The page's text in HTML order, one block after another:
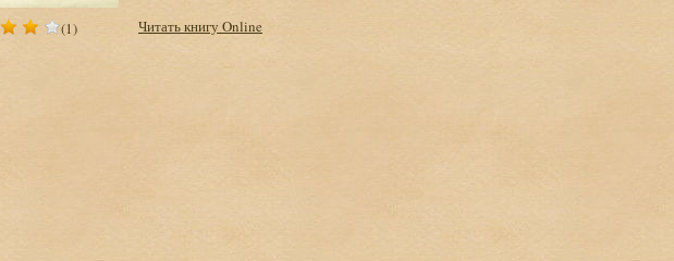
(1) Читать книгу Online